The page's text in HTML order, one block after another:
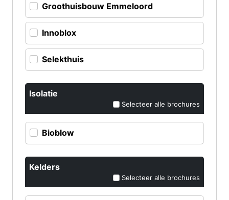
Groothuisbouw Emmeloord
Innoblox
Selekthuis
Isolatie
Selecteer alle brochures
Bioblow
Kelders
Selecteer alle brochures